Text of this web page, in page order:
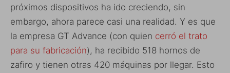
próximos dispositivos ha ido creciendo, sin
embargo, ahora parece casi una realidad. Y es que
la empresa GT Advance (con quien cerró el trato
para su fabricación), ha recibido 518 hornos de
zafiro y tienen otras 420 máquinas por llegar. Esto